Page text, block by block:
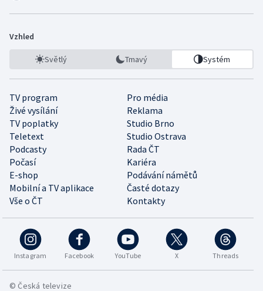
Vzhled
Světlý Tmavý Systém
TV program
Pro média
Živé vysílání
Reklama
TV poplatky
Studio Brno
Teletext
Studio Ostrava
Podcasty
Rada ČT
Počasí
Kariéra
E-shop
Podávání námětů
Mobilní a TV aplikace
Časté dotazy
Vše o ČT
Kontakty
Instagram Facebook YouTube X Threads
© Česká televize